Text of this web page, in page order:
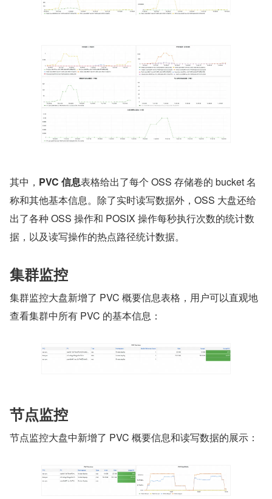
其中， PVC 信息表格给出了每个 OSS 存储卷的 bucket 名
称和其他基本信息。除了实时读写数据外，OSS 大盘还给
出了各种 OSS 操作和 POSIX 操作每秒执行次数的统计数
据，以及读写操作的热点路径统计数据。
集群监控
集群监控大盘新增了 PVC 概要信息表格，用户可以直观地
查看集群中所有 PVC 的基本信息：
节点监控
节点监控大盘中新增了 PVC 概要信息和读写数据的展示：